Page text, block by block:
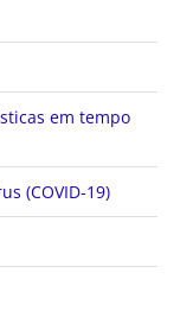
em tempo
(COVID-19)